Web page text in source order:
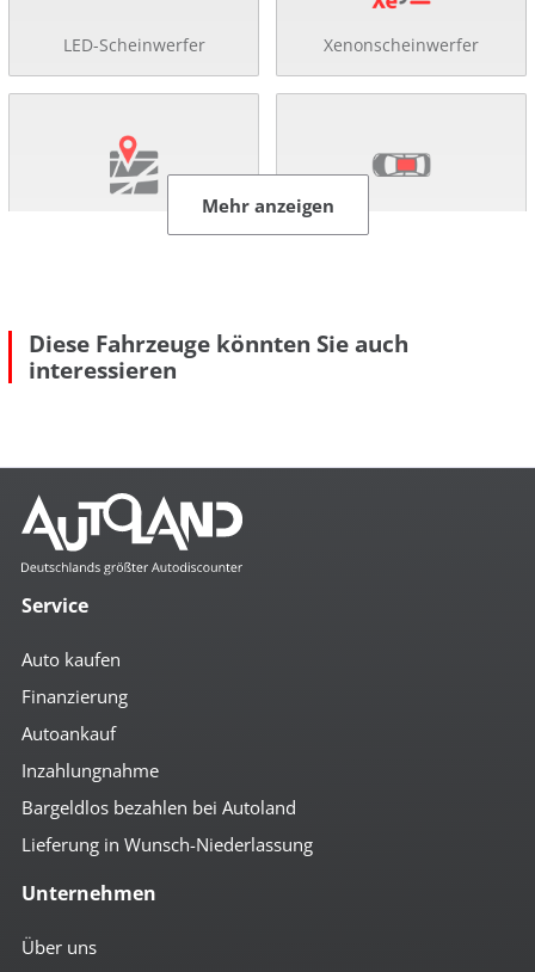
LED-Scheinwerfer Xenonscheinwerfer
Schiebe-/ Panoramadach
Mehr anzeigen
Komfort
2- Zonen Klimaautomatik
4x el. Fensterheber
Anfahrassistent
Auto Hold
autom. abblendender Innenspiegel
beheizbare Aussenspiegel
Bordcomputer
Colorverglasung
el. anklappbare Spiegel
el. Beifahrersitz
el. Fahrersitz
el. Heckklappe
geteilte Rücksitzbank
Getränkehalter
Mehr anzeigen
Diese Fahrzeuge könnten Sie auch
interessieren
Service
Auto kaufen
Finanzierung
Autoankauf
Inzahlungnahme
Bargeldlos bezahlen bei Autoland
Lieferung in Wunsch-Niederlassung
Unternehmen
Über uns